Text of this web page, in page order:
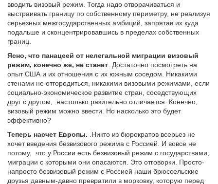
вводить визовый режим. Тогда надо отворачиваться и
выстраивать границу по собственному периметру, не реализуя
серьезных межгосударственных амбиций, запрятав их куда
подальше и сконцентрировавшись в пределах собственных
границ.
Ясно, что панацеей от нелегальной миграции визовый
режим, конечно же, не станет . Достаточно посмотреть на
опыт США и их отношения с их южным соседом. Никакими
стенами не отгородиться, никакими визовыми режимами, если
социально-экономическое развитие стран, соседствующих
друг с другом,
настолько разительно отличается. Конечно,
визовый режим можно ввести. Но насколько это будет
эффективно?
Теперь насчет Европы. .Никто из бюрократов всерьез не
хочет введения безвизового режима с Россией. И вовсе не
потому,
что у России есть безвизовый режим с государствами,
миграции с которыми они опасаются. Это отговорки. Просто-
напросто безвизовый режим с Россией наши брюссельские
друзья давным-давно превратили в морковку, которую перед